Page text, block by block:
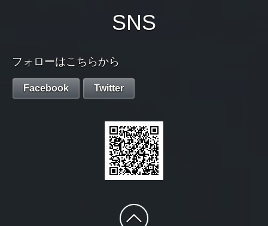
SNS
フォローはこちらから
Facebook Twitter